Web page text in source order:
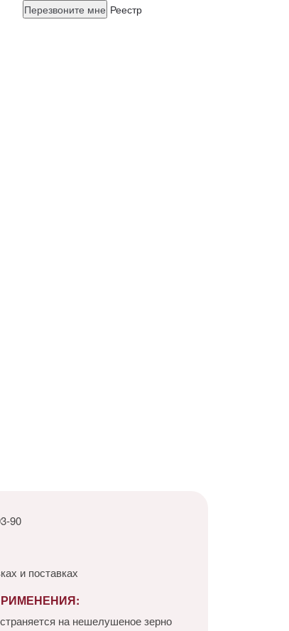
Перезвоните мне Реестр
90
и поставках
на нешелушеное зерно